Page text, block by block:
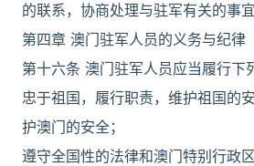
的联系，协商处理与驻军有关的事宜
第四章 澳门驻军人员的义务与纪律
第十六条 澳门驻军人员应当履行下
忠于祖国，履行职责，维护祖国的
护澳门的安全；
遵守全国性的法律和澳门特别行政